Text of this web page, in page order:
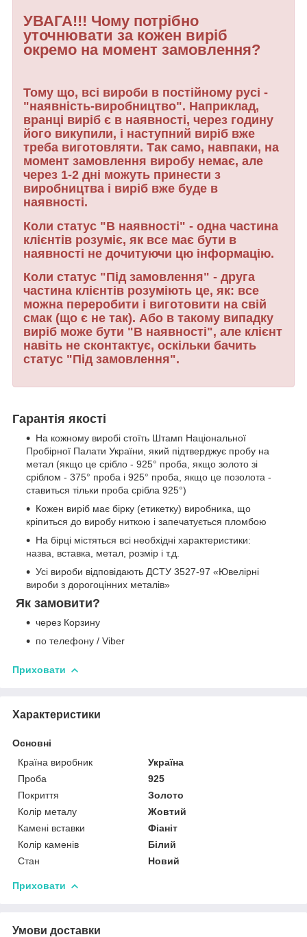
УВАГА!!! Чому потрібно
уточнювати за кожен виріб
окремо на момент замовлення?
Тому що, всі вироби в постійному русі -
"наявність-виробництво". Наприклад,
вранці виріб є в наявності, через годину
його викупили, і наступний виріб вже
треба виготовляти. Так само, навпаки, на
момент замовлення виробу немає, але
через 1-2 дні можуть принести з
виробництва і виріб вже буде в
наявності.
Коли статус "В наявності" - одна частина
клієнтів розуміє, як все має бути в
наявності не дочитуючи цю інформацію.
Коли статус "Під замовлення" - друга
частина клієнтів розуміють це, як: все
можна переробити і виготовити на свій
смак (що є не так). Або в такому випадку
виріб може бути "В наявності", але клієнт
навіть не сконтактує, оскільки бачить
статус "Під замовлення".
Гарантія якості
На кожному виробі стоїть Штамп Національної
Пробірної Палати України, який підтверджує пробу на
метал (якщо це срібло - 925° проба, якщо золото зі
сріблом - 375° проба і 925° проба, якщо це позолота -
ставиться тільки проба срібла 925°)
Кожен виріб має бірку (етикетку) виробника, що
кріпиться до виробу ниткою і запечатується пломбою
На бірці містяться всі необхідні характеристики:
назва, вставка, метал, розмір і т.д.
Усі вироби відповідають ДСТУ 3527-97 «Ювелірні
вироби з дорогоцінних металів»
Як замовити?
через Корзину
по телефону / Viber
Приховати
Характеристики
Основні
Країна виробник
Україна
Проба
925
Покриття
Золото
Колір металу
Жовтий
Камені вставки
Фіаніт
Колір каменів
Білий
Стан
Новий
Приховати
Умови доставки